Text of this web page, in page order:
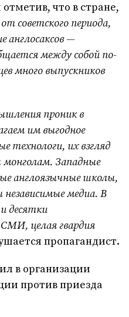
что в стране,
советского периода,
англосаксов —
между собой по-
много выпускников
проник в
им выгодное
технологи, их взгляд
Западные
англоязычные школы,
независимые медиа. В
десятки
целая гвардия
пропагандист.
в организации
против приезда